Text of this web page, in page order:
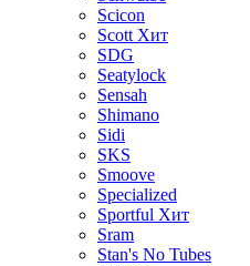
Scicon
Scott Хит
SDG
Seatylock
Sensah
Shimano
Sidi
SKS
Smoove
Specialized
Sportful Хит
Sram
Stan's No Tubes